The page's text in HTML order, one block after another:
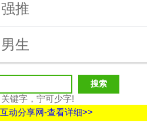
强推
男生
关键字，宁可少字!
动分享网-查看详细>>